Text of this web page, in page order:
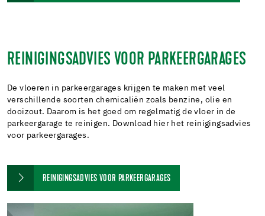
REINIGINGSADVIES VOOR PARKEERGARAGES
De vloeren in parkeergarages krijgen te maken met veel
verschillende soorten chemicaliën zoals benzine, olie en
dooizout. Daarom is het goed om regelmatig de vloer in de
parkeergarage te reinigen. Download hier het reinigingsadvies
voor parkeergarages.
REINIGINGSADVIES VOOR PARKEERGARAGES